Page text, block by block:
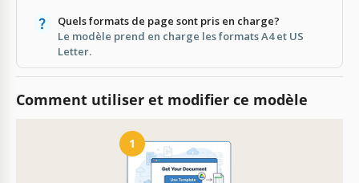
Quels formats de page sont pris en charge?
Le modèle prend en charge les formats A4 et US
Letter.
Comment utiliser et modifier ce modèle
1